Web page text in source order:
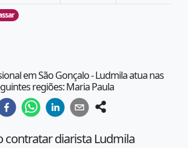
em São Gonçalo - Ludmila atua nas
regiões: Maria Paula
contratar diarista Ludmila